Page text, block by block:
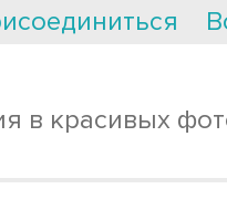
в красивых